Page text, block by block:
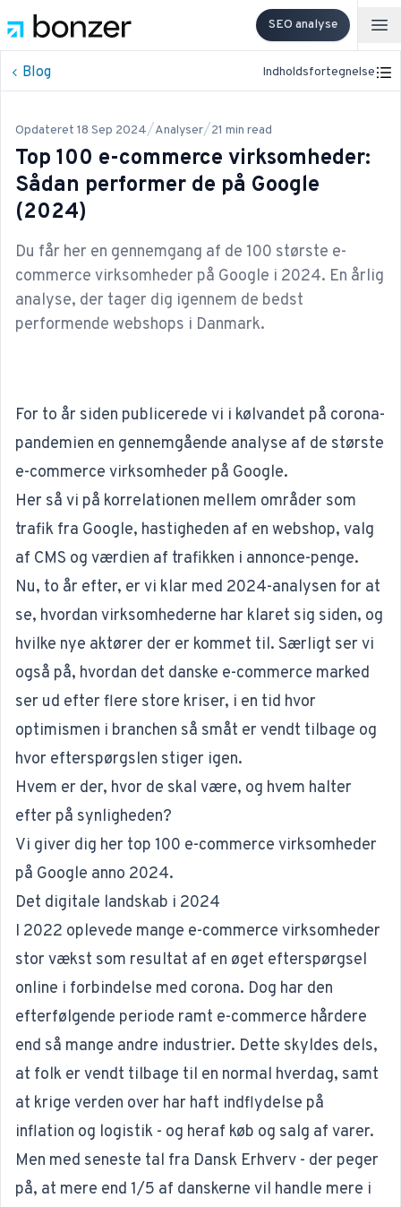
SEO analyse
Blog Indholdsfortegnelse
Opdateret 18 Sep 2024/Analyser/21 min read
Top 100 e-commerce virksomheder:
Sådan performer de på Google
(2024)
Du får her en gennemgang af de 100 største e-
commerce virksomheder på Google i 2024. En årlig
analyse, der tager dig igennem de bedst
performende webshops i Danmark.
For to år siden publicerede vi i kølvandet på corona-
pandemien en gennemgående analyse af de største
e-commerce virksomheder på Google.
Her så vi på korrelationen mellem områder som
trafik fra Google, hastigheden af en webshop, valg
af CMS og værdien af trafikken i annonce-penge.
Nu, to år efter, er vi klar med 2024-analysen for at
se, hvordan virksomhederne har klaret sig siden, og
hvilke nye aktører der er kommet til. Særligt ser vi
også på, hvordan det danske e-commerce marked
ser ud efter flere store kriser, i en tid hvor
optimismen i branchen så småt er vendt tilbage og
hvor efterspørgslen stiger igen.
Hvem er der, hvor de skal være, og hvem halter
efter på synligheden?
Vi giver dig her top 100 e-commerce virksomheder
på Google anno 2024.
Det digitale landskab i 2024
I 2022 oplevede mange e-commerce virksomheder
stor vækst som resultat af en øget efterspørgsel
online i forbindelse med corona. Dog har den
efterfølgende periode ramt e-commerce hårdere
end så mange andre industrier. Dette skyldes dels,
at folk er vendt tilbage til en normal hverdag, samt
at krige verden over har haft indflydelse på
inflation og logistik - og heraf køb og salg af varer.
Men med seneste tal fra Dansk Erhverv - der peger
på, at mere end 1/5 af danskerne vil handle mere i